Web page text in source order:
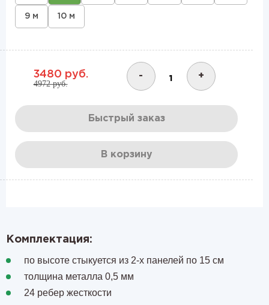
9 м 10 м
3480 руб.
4972 руб.
- +
Быстрый заказ
В корзину
Комплектация:
по высоте стыкуется из 2-х панелей по 15 см
толщина металла 0,5 мм
24 ребер жесткости